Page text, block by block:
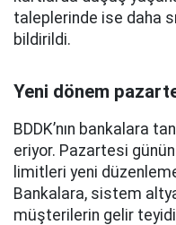
taleplerinde ise daha
bildirildi.
Yeni dönem
BDDK’nın bankalara
eriyor. Pazartesi
limitleri yeni
Bankalara, sistem
müşterilerin gelir